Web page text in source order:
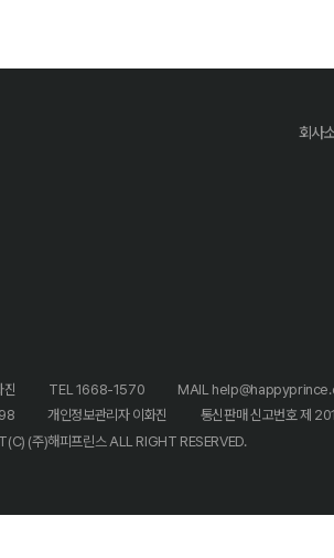
회사
진 TEL 1668-1570
MAIL
개인정보관리자 이화진 통신판매 신고번호 제
(주)해피프린스 ALL RIGHT RESERVED.